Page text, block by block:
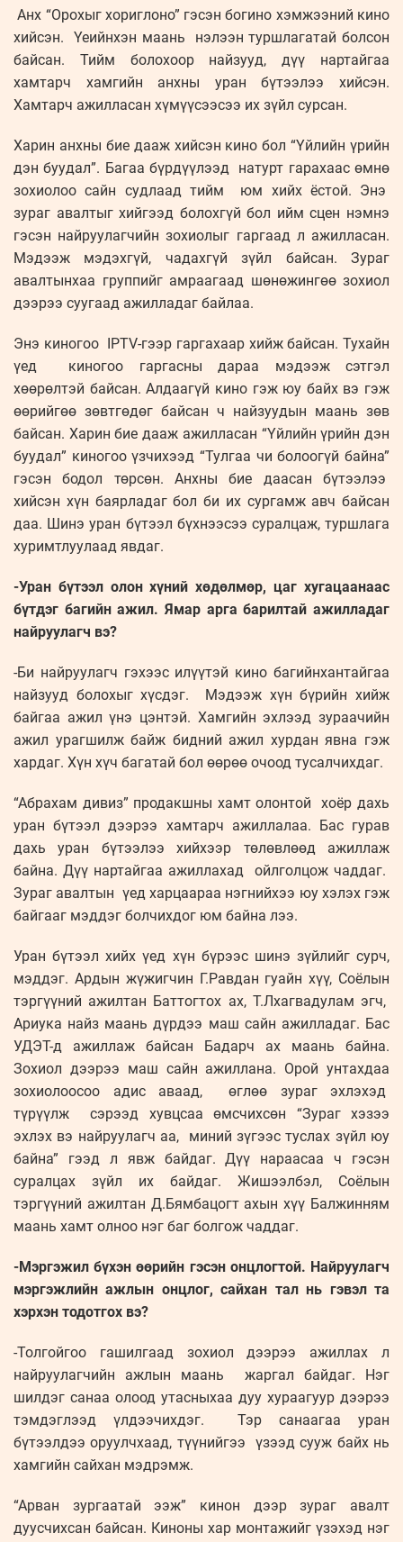
Анх “Орохыг хориглоно” гэсэн богино хэмжээний кино
хийсэн. Үеийнхэн маань нэлээн туршлагатай болсон
байсан. Тийм болохоор найзууд, дүү нартайгаа
хамтарч хамгийн анхны уран бүтээлээ хийсэн.
Хамтарч ажилласан хүмүүсээсээ их зүйл сурсан.
Харин анхны бие дааж хийсэн кино бол “Үйлийн үрийн
дэн буудал”. Багаа бүрдүүлээд натурт гарахаас өмнө
зохиолоо сайн судлаад тийм юм хийх ёстой. Энэ
зураг авалтыг хийгээд болохгүй бол ийм сцен нэмнэ
гэсэн найруулагчийн зохиолыг гаргаад л ажилласан.
Мэдээж мэдэхгүй, чадахгүй зүйл байсан. Зураг
авалтынхаа группийг амраагаад шөнөжингөө зохиол
дээрээ суугаад ажилладаг байлаа.
Энэ киногоо IPTV-гээр гаргахаар хийж байсан. Тухайн
үед киногоо гаргасны дараа мэдээж сэтгэл
хөөрөлтэй байсан. Алдаагүй кино гэж юу байх вэ гэж
өөрийгөө зөвтгөдөг байсан ч найзуудын маань зөв
байсан. Харин бие дааж ажилласан “Үйлийн үрийн дэн
буудал” киногоо үзчихээд “Тулгаа чи болоогүй байна”
гэсэн бодол төрсөн. Анхны бие даасан бүтээлээ
хийсэн хүн баярладаг бол би их сургамж авч байсан
даа. Шинэ уран бүтээл бүхнээсээ суралцаж, туршлага
хуримтлуулаад явдаг.
-Уран бүтээл олон хүний хөдөлмөр, цаг хугацаанаас
бүтдэг багийн ажил. Ямар арга барилтай ажилладаг
найруулагч вэ?
-Би найруулагч гэхээс илүүтэй кино багийнхантайгаа
найзууд болохыг хүсдэг. Мэдээж хүн бүрийн хийж
байгаа ажил үнэ цэнтэй. Хамгийн эхлээд зураачийн
ажил урагшилж байж бидний ажил хурдан явна гэж
хардаг. Хүн хүч багатай бол өөрөө очоод тусалчихдаг.
“Абрахам дивиз” продакшны хамт олонтой хоёр дахь
уран бүтээл дээрээ хамтарч ажиллалаа. Бас гурав
дахь уран бүтээлээ хийхээр төлөвлөөд ажиллаж
байна. Дүү нартайгаа ажиллахад ойлголцож чаддаг.
Зураг авалтын үед харцаараа нэгнийхээ юу хэлэх гэж
байгааг мэддэг болчихдог юм байна лээ.
Уран бүтээл хийх үед хүн бүрээс шинэ зүйлийг сурч,
мэддэг. Ардын жүжигчин Г.Равдан гуайн хүү, Соёлын
тэргүүний ажилтан Баттогтох ах, Т.Лхагвадулам эгч,
Ариука найз маань дүрдээ маш сайн ажилладаг. Бас
УДЭТ-д ажиллаж байсан Бадарч ах маань байна.
Зохиол дээрээ маш сайн ажиллана. Орой унтахдаа
зохиолоосоо адис аваад, өглөө зураг эхлэхэд
түрүүлж сэрээд хувцсаа өмсчихсөн “Зураг хэзээ
эхлэх вэ найруулагч аа, миний зүгээс туслах зүйл юу
байна” гээд л явж байдаг. Дүү нараасаа ч гэсэн
суралцах зүйл их байдаг. Жишээлбэл, Соёлын
тэргүүний ажилтан Д.Бямбацогт ахын хүү Балжинням
маань хамт олноо нэг баг болгож чаддаг.
-Мэргэжил бүхэн өөрийн гэсэн онцлогтой. Найруулагч
мэргэжлийн ажлын онцлог, сайхан тал нь гэвэл та
хэрхэн тодотгох вэ?
-Толгойгоо гашилгаад зохиол дээрээ ажиллах л
найруулагчийн ажлын маань жаргал байдаг. Нэг
шилдэг санаа олоод утасныхаа дуу хураагуур дээрээ
тэмдэглээд үлдээчихдэг. Тэр санаагаа уран
бүтээлдээ оруулчхаад, түүнийгээ үзээд сууж байх нь
хамгийн сайхан мэдрэмж.
“Арван зургаатай ээж” кинон дээр зураг авалт
дуусчихсан байсан. Киноны хар монтажийг үзэхэд нэг